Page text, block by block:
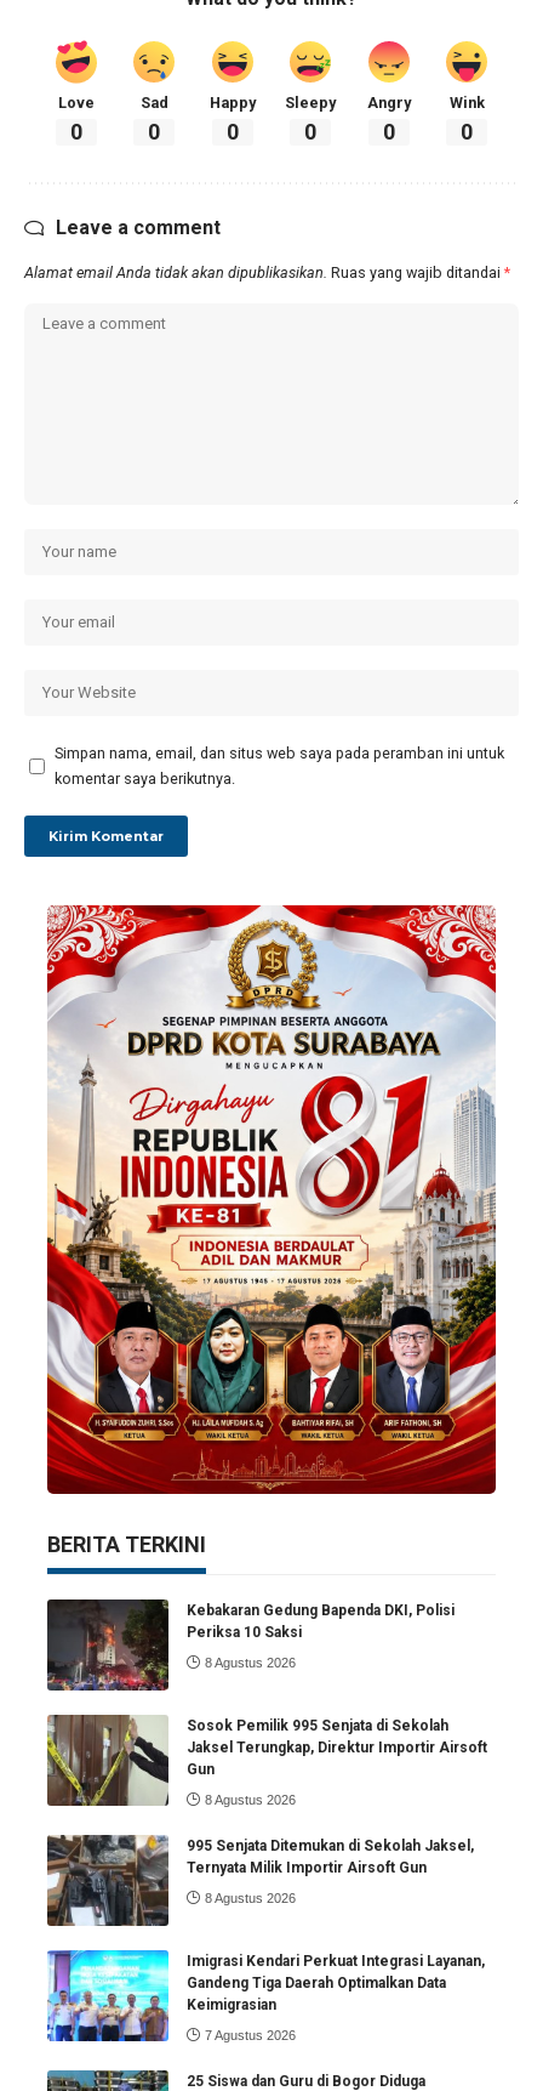
Love
0
Sad
0
Happy
0
Sleepy
0
Angry
0
Wink
0
Leave a comment
Alamat email Anda tidak akan dipublikasikan. Ruas yang wajib ditandai *
Simpan nama, email, dan situs web saya pada peramban ini untuk
komentar saya berikutnya.
BERITA TERKINI
Kebakaran Gedung Bapenda DKI, Polisi
Periksa 10 Saksi
8 Agustus 2026
Sosok Pemilik 995 Senjata di Sekolah
Jaksel Terungkap, Direktur Importir Airsoft
Gun
8 Agustus 2026
995 Senjata Ditemukan di Sekolah Jaksel,
Ternyata Milik Importir Airsoft Gun
8 Agustus 2026
Imigrasi Kendari Perkuat Integrasi Layanan,
Gandeng Tiga Daerah Optimalkan Data
Keimigrasian
7 Agustus 2026
25 Siswa dan Guru di Bogor Diduga